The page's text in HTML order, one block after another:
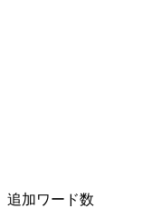
追加ワード数